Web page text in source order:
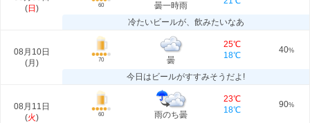
(日 ) 60 曇一時雨
冷たいビールが、飲みたいなあ
08月10日
(月 ) 70 曇
25℃
18℃
40%
今日はビールがすすみそうだよ!
08月11日
(火) 60 雨のち曇
23℃
18℃
90%